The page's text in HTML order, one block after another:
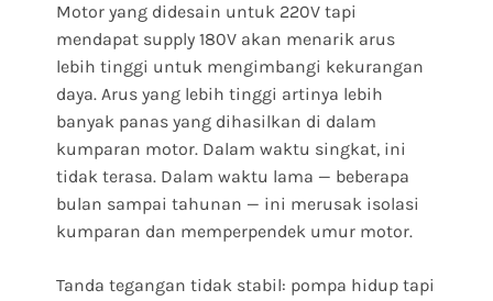
Motor yang didesain untuk 220V tapi
mendapat supply 180V akan menarik arus
lebih tinggi untuk mengimbangi kekurangan
daya. Arus yang lebih tinggi artinya lebih
banyak panas yang dihasilkan di dalam
kumparan motor. Dalam waktu singkat, ini
tidak terasa. Dalam waktu lama — beberapa
bulan sampai tahunan — ini merusak isolasi
kumparan dan memperpendek umur motor.
Tanda tegangan tidak stabil: pompa hidup tapi